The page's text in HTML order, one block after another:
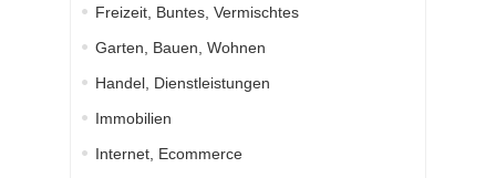
Freizeit, Buntes, Vermischtes
Garten, Bauen, Wohnen
Handel, Dienstleistungen
Immobilien
Internet, Ecommerce